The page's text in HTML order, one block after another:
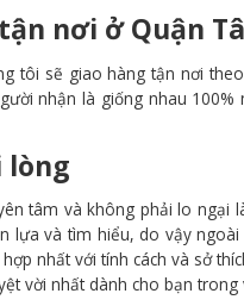
nơi ởQuận
tôi sẽ giao hàng tận nơi
nhận là giống nhau 100%
lòng
tâm và không phải lo ngại
lựa và tìm hiểu, do vậy
nhất với tính cách và sở
vời nhất dành cho bạn trong